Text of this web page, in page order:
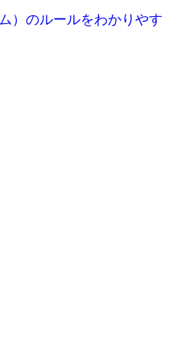
）のルールをわかりやす